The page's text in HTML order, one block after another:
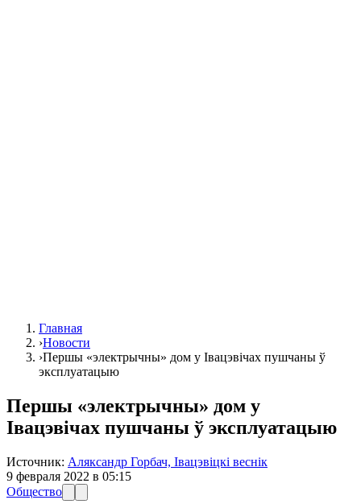
Главная
›Новости
›Першы «электрычны» дом у Івацэвічах пушчаны ў
эксплуатацыю
Першы «электрычны» дом у
Івацэвічах пушчаны ў эксплуатацыю
Источник: Аляксандр Горбач, Івацэвіцкі веснік
9 февраля 2022 в 05:15
Общество